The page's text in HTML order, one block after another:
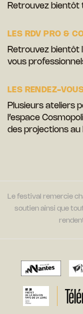
Retrouvez bientôt
LES RDV PRO &
Retrouvez bientôt
vous
LES RENDEZ-
Plusieurs ateliers
l’espace
des projections au
Le festival remercie
soutien ainsi que